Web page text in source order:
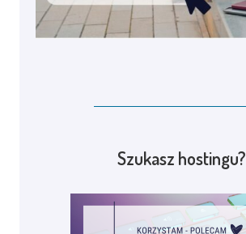
Szukasz hostingu?